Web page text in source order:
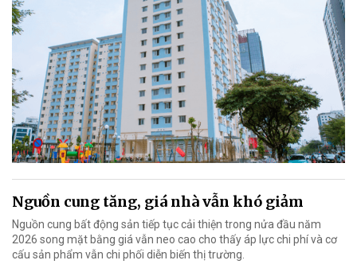
Nguồn cung tăng, giá nhà vẫn khó giảm
Nguồn cung bất động sản tiếp tục cải thiện trong nửa đầu năm
2026 song mặt bằng giá vẫn neo cao cho thấy áp lực chi phí và cơ
cấu sản phẩm vẫn chi phối diễn biến thị trường.